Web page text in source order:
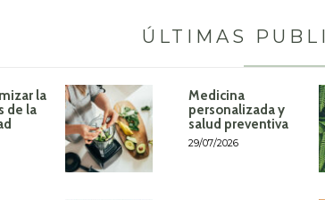
ÚLTIMAS
la
de la
Medicina
personalizada y
salud preventiva
29/07/2026